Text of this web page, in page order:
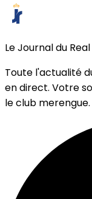
Le Journal du Real
Toute l'actualité
en direct. Votre
le club merengue.